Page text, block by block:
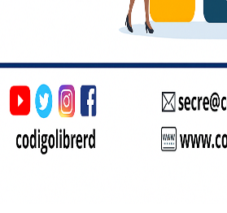
de dépôt, plafonds de mise par
années. Ces outils permettent
Labs, délivrent des certificats RNG
disponibles sur le site du